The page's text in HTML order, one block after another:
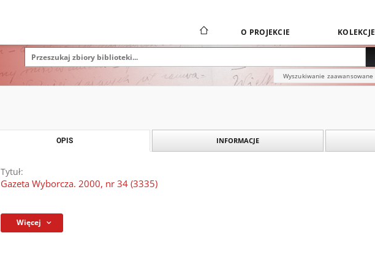
O PROJEKCIE KOLEKCJE
Wyszukiwanie zaawansowane
OPIS INFORMACJE
Tytuł:
Gazeta Wyborcza. 2000, nr 34 (3335)
Więcej